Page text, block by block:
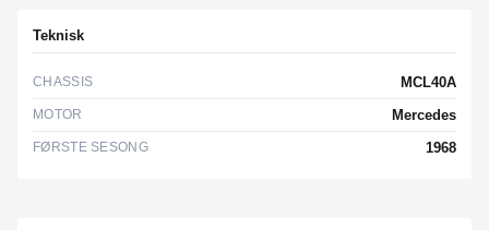
Teknisk
CHASSIS MCL40A
MOTOR Mercedes
FØRSTE SESONG 1968